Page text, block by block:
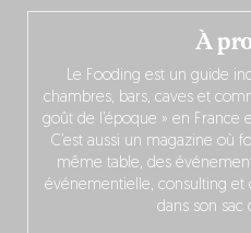
À
Le Fooding est un guide
chambres, bars, caves et
goût de l’époque » en France
C’est aussi un magazine où
même table, des
événementielle, consulting et
dans son sac